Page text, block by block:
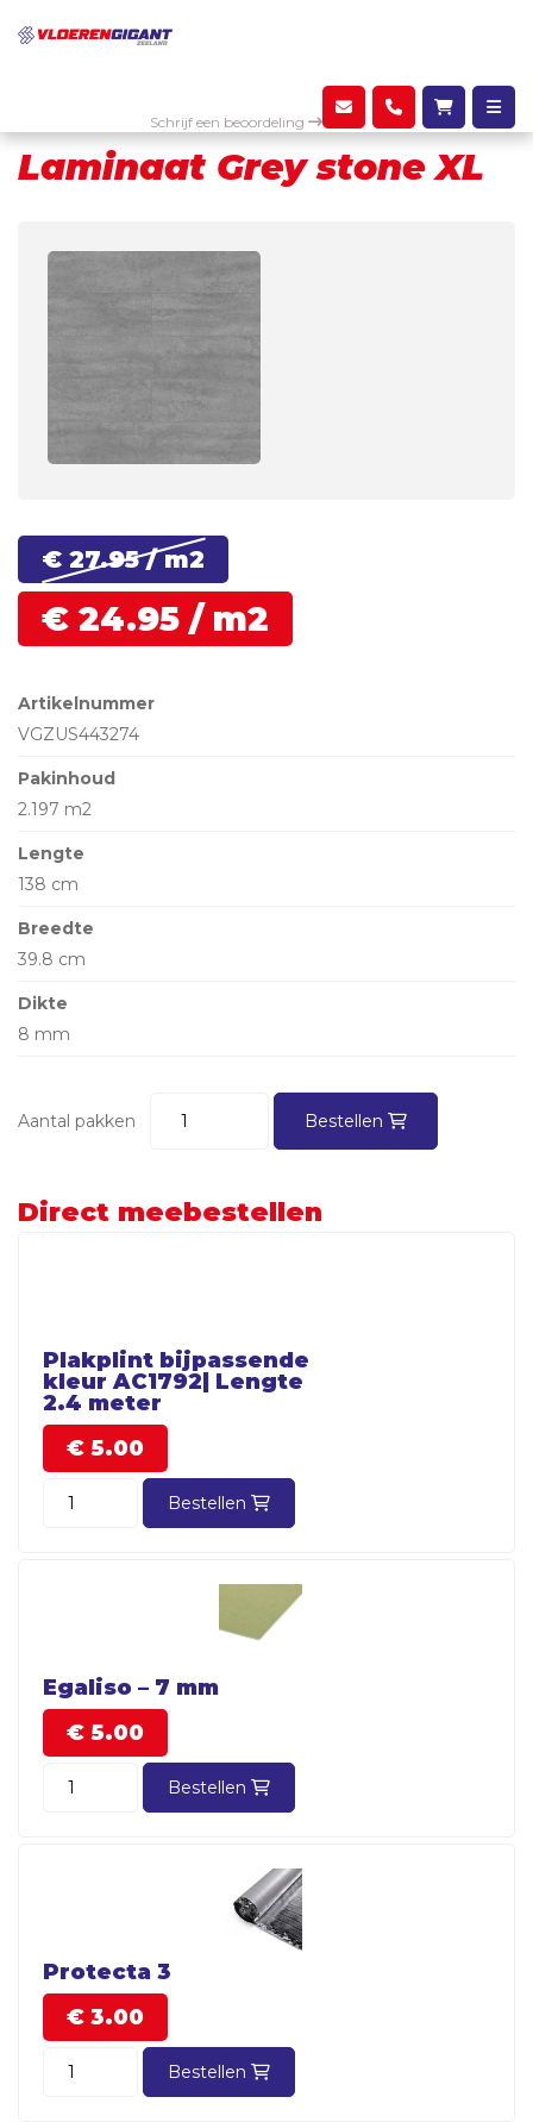
Schrijf een beoordeling
Laminaat Grey stone XL
Laminaat Grey stone XL
€ 27.95/ m2
€ 24.95 / m2
Artikelnummer
VGZUS443274
Pakinhoud
2.197 m2
Lengte
138 cm
Breedte
39.8 cm
Dikte
8 mm
Aantal pakken Bestellen
Direct meebestellen
Plakplint bijpassende
kleur AC1792| Lengte
2.4 meter
€ 5.00
Bestellen
Egaliso – 7 mm
€ 5.00
Bestellen
Protecta 3
€ 3.00
Bestellen